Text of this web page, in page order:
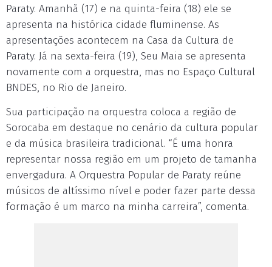
Paraty. Amanhã (17) e na quinta-feira (18) ele se
apresenta na histórica cidade fluminense. As
apresentações acontecem na Casa da Cultura de
Paraty. Já na sexta-feira (19), Seu Maia se apresenta
novamente com a orquestra, mas no Espaço Cultural
BNDES, no Rio de Janeiro.
Sua participação na orquestra coloca a região de
Sorocaba em destaque no cenário da cultura popular
e da música brasileira tradicional. “É uma honra
representar nossa região em um projeto de tamanha
envergadura. A Orquestra Popular de Paraty reúne
músicos de altíssimo nível e poder fazer parte dessa
formação é um marco na minha carreira”, comenta.